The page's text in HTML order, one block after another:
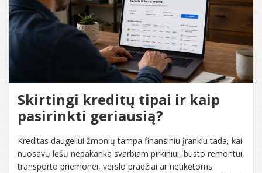
Skirtingi kreditų tipai ir kaip
pasirinkti geriausią?
Kreditas daugeliui žmonių tampa finansiniu įrankiu tada, kai
nuosavų lėšų nepakanka svarbiam pirkiniui, būsto remontui,
transporto priemonei, verslo pradžiai ar netikėtoms